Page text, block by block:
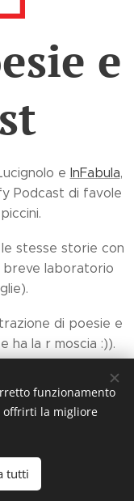
e
e InFabula,
Podcast di favole
stesse storie con
breve laboratorio
di poesie e
ha la r moscia :)).
funzionamento
offrirti la migliore
tutti